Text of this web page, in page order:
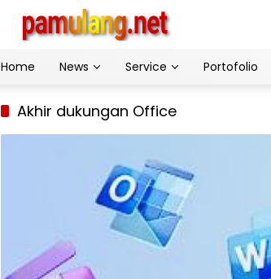
Home
News Service Portofolio
Akhir dukungan Office